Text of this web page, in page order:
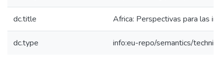
dc.title Africa: Perspectivas para las
dc.type info:eu-repo/semantics/